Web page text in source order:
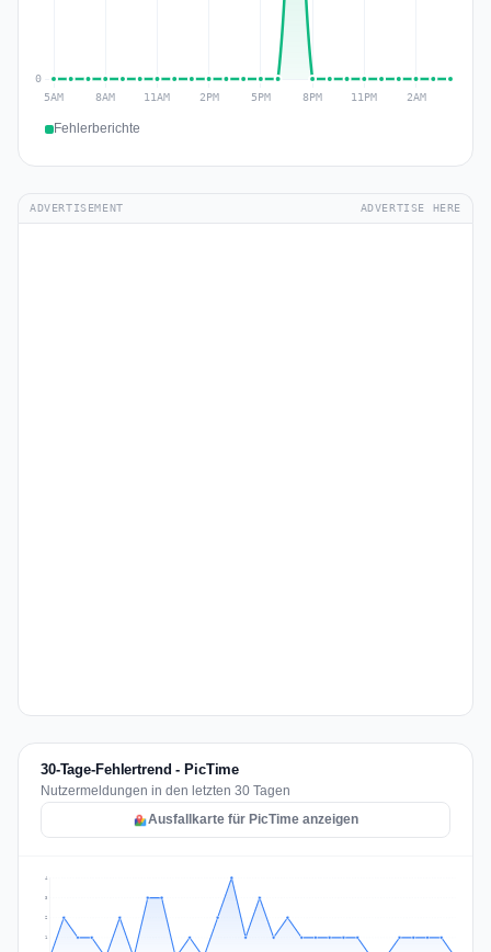
Fehlerberichte
ADVERTISEMENT ADVERTISE HERE
30-Tage-Fehlertrend - PicTime
Nutzermeldungen in den letzten 30 Tagen
Ausfallkarte für PicTime anzeigen
1
2
3
4